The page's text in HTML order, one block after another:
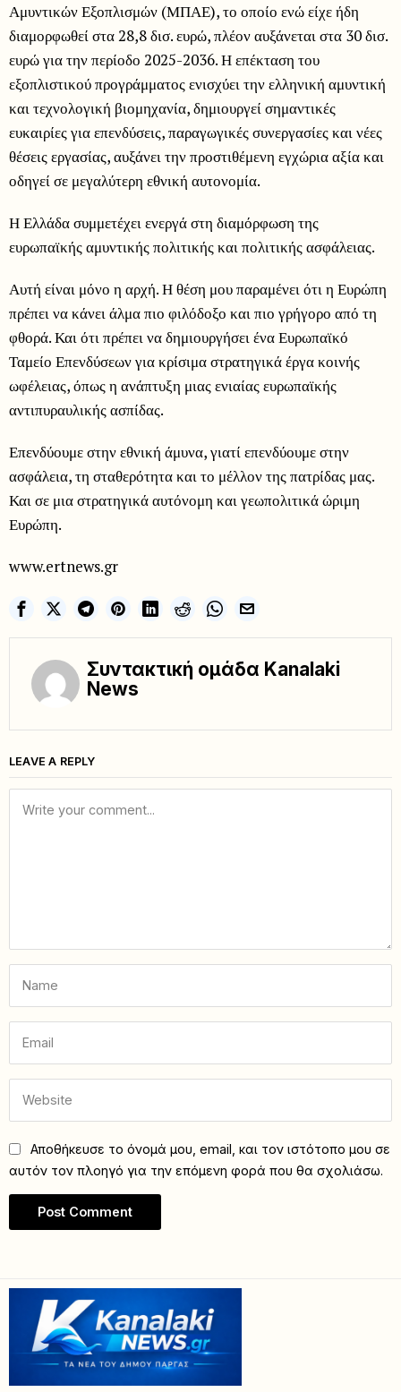
Αμυντικών Εξοπλισμών (ΜΠΑΕ), το οποίο ενώ είχε ήδη
διαμορφωθεί στα 28,8 δισ. ευρώ, πλέον αυξάνεται στα 30 δισ.
ευρώ για την περίοδο 2025-2036. Η επέκταση του
εξοπλιστικού προγράμματος ενισχύει την ελληνική αμυντική
και τεχνολογική βιομηχανία, δημιουργεί σημαντικές
ευκαιρίες για επενδύσεις, παραγωγικές συνεργασίες και νέες
θέσεις εργασίας, αυξάνει την προστιθέμενη εγχώρια αξία και
οδηγεί σε μεγαλύτερη εθνική αυτονομία.
Η Ελλάδα συμμετέχει ενεργά στη διαμόρφωση της
ευρωπαϊκής αμυντικής πολιτικής και πολιτικής ασφάλειας.
Αυτή είναι μόνο η αρχή. Η θέση μου παραμένει ότι η Ευρώπη
πρέπει να κάνει άλμα πιο φιλόδοξο και πιο γρήγορο από τη
φθορά. Και ότι πρέπει να δημιουργήσει ένα Ευρωπαϊκό
Ταμείο Επενδύσεων για κρίσιμα στρατηγικά έργα κοινής
ωφέλειας, όπως η ανάπτυξη μιας ενιαίας ευρωπαϊκής
αντιπυραυλικής ασπίδας.
Επενδύουμε στην εθνική άμυνα, γιατί επενδύουμε στην
ασφάλεια, τη σταθερότητα και το μέλλον της πατρίδας μας.
Και σε μια στρατηγικά αυτόνομη και γεωπολιτικά ώριμη
Ευρώπη.
www.ertnews.gr
Συντακτική ομάδα Kanalaki
News
LEAVE A REPLY
Αποθήκευσε το όνομά μου, email, και τον ιστότοπο μου σε
αυτόν τον πλοηγό για την επόμενη φορά που θα σχολιάσω.